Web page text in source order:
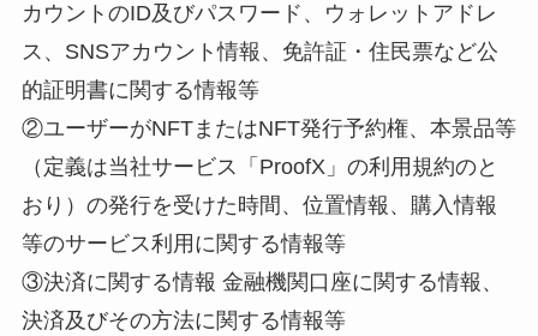
カウントのID及びパスワード、ウォレットアドレ
ス、SNSアカウント情報、免許証・住民票など公
的証明書に関する情報等
②ユーザーがNFTまたはNFT発行予約権、本景品等
（定義は当社サービス「ProofX」の利用規約のと
おり）の発行を受けた時間、位置情報、購入情報
等のサービス利用に関する情報等
③決済に関する情報 金融機関口座に関する情報、
決済及びその方法に関する情報等